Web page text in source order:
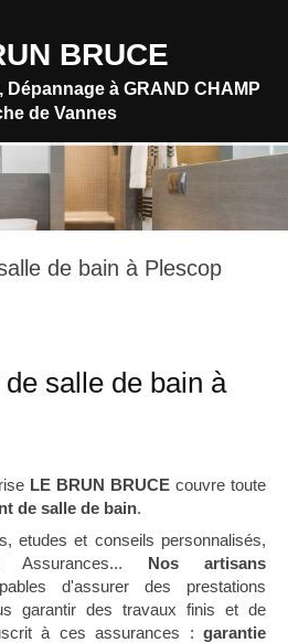
BRUCE
Dépannage à GRAND CHAMP
de Vannes
de bain à Plescop
salle de bain à
LE BRUN BRUCE couvre toute
de salle de bain.
etudes et conseils personnalisés,
Assurances... Nos artisans
d'assurer des prestations
garantir des travaux finis et de
à ces assurances : garantie